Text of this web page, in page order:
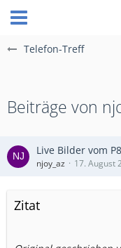
Telefon-Treff
Beiträge von
Live Bilder vom
njoy_az 17. August
Zitat